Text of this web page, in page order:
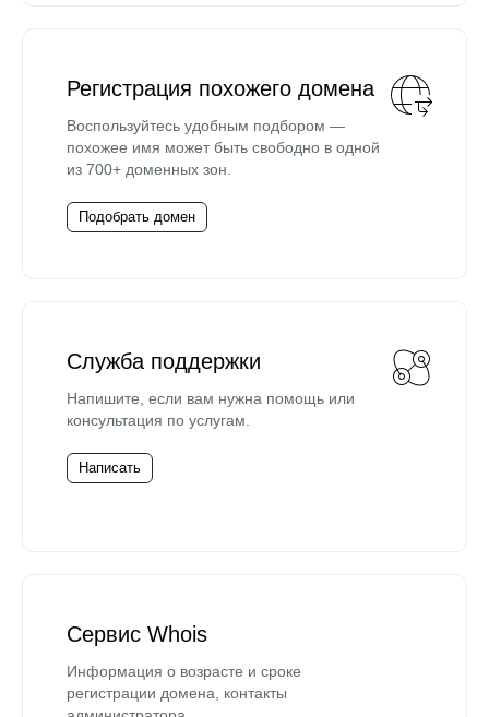
Регистрация похожего домена
Воспользуйтесь удобным подбором —
похожее имя может быть свободно в одной
из 700+ доменных зон.
Подобрать домен
Служба поддержки
Напишите, если вам нужна помощь или
консультация по услугам.
Написать
Сервис Whois
Информация о возрасте и сроке
регистрации домена, контакты